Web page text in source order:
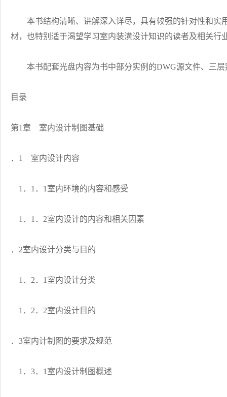
本书结构清晰、讲解深入详尽，具有较强的针对性和实
材，也特别适于渴望学习室内装潢设计知识的读者及相关行
本书配套光盘内容为书中部分实例的DWG源文件、三层
目录
第1章 室内设计制图基础
．1 室内设计内容
1．1．1室内环境的内容和感受
1．1．2室内设计的内容和相关因素
．2室内设计分类与目的
1．2．1室内设计分类
1．2．2室内设计目的
．3室内计制图的要求及规范
1．3．1室内设计制图概述